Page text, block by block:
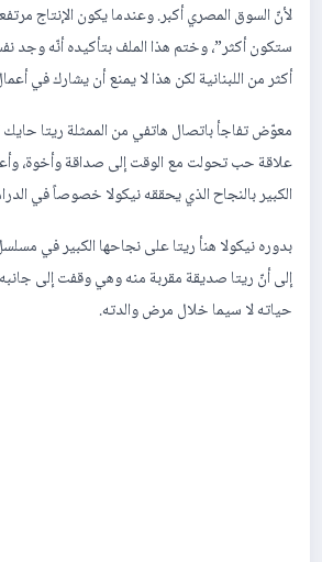
لأنّ السوق المصري أكبر. وعندما يكون الإنتاج
ستكون أكثر”، وختم هذا الملف بتأكيده أنّه وجد
أكثر من اللبنانية لكن هذا لا يمنع أن يشارك في
معوّض تفاجأ باتصال هاتفي من الممثلة ريتا حايك
علاقة حب تحولت مع الوقت إلى صداقة وأخوة،
الكبير بالنجاح الذي يحققه نيكولا خصوصاً في
إلى أنّ ريتا صديقة مقربة منه وهي وقفت إلى
حياته لا سيما خلال مرض والدته.